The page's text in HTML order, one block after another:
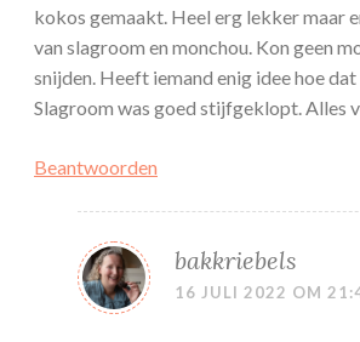
kokos gemaakt. Heel erg lekker maar
van slagroom en monchou. Kon geen
snijden. Heeft iemand enig idee hoe dat
Slagroom was goed stijfgeklopt. Alles
Beantwoorden
bakkriebels
16 JULI 2022 OM